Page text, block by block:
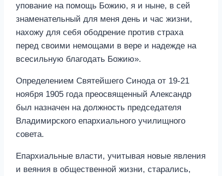
упование на помощь Божию, я и ныне, в сей
знаменательный для меня день и час жизни,
нахожу для себя ободрение против страха
перед своими немощами в вере и надежде на
всесильную благодать Божию».
Определением Святейшего Синода от 19-21
ноября 1905 года преосвященный Александр
был назначен на должность председателя
Владимирского епархиального училищного
совета.
Епархиальные власти, учитывая новые явления
и веяния в общественной жизни, старались,